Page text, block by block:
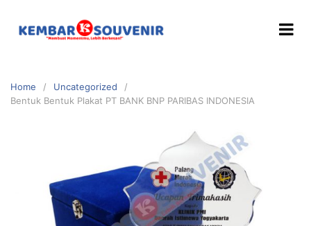
Home
Uncategorized
Bentuk Bentuk Plakat PT BANK BNP PARIBAS INDONESIA